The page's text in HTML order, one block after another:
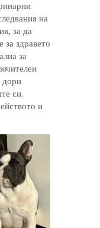
на
за да
здравето
за
дори
си.
и